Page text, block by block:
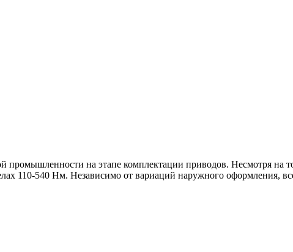
промышленности на этапе комплектации приводов. Несмотря на
110-540 Нм. Независимо от вариаций наружного оформления,